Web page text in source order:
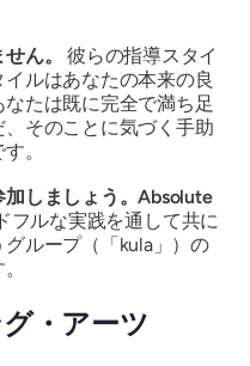
せん。彼らの指導スタイ
ルはあなたの本来の良
たは既に完全で満ち足
そのことに気づく手助
。
しましょう。Absolute
フルな実践を通して共に
ループ（「kula」）の
・アーツ